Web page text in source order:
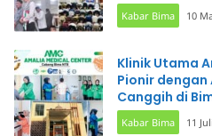
Kabar Bima 10
Klinik Utama
Pionir dengan
Canggih di
Kabar Bima 11